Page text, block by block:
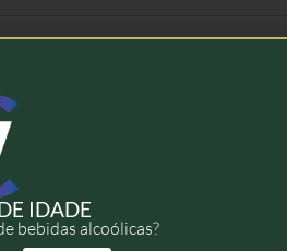
IDADE
bebidas alcoólicas?